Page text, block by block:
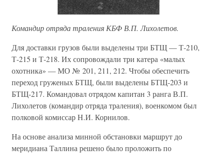
Командир отряда траления КБФ В.П. Лихолетов.
Для доставки грузов были выделены три БТЩ — Т-210,
Т-215 и Т-218. Их сопровождали три катера «малых
охотника» — МО № 201, 211, 212. Чтобы обеспечить
переход груженых БТЩ, были выделены БТЩ-203 и
БТЩ-217. Командовал отрядом капитан 3 ранга В.П.
Лихолетов (командир отряда траления), военкомом был
полковой комиссар Н.И. Корнилов.
На основе анализа минной обстановки маршрут до
меридиана Таллина решено было проложить по